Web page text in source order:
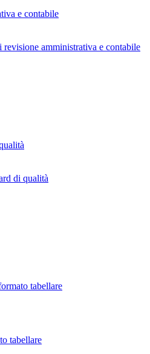
e contabile
amministrativa e contabile
di qualità
tabellare
tabellare